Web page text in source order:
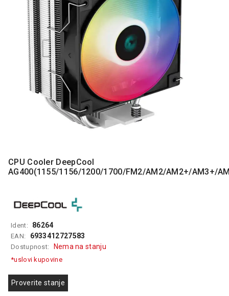
OPREMA
MOBILNI I
TELEFONI
APARATI
KOMPONENTE
GAMING
ZAŠTITA
SOLARNI
MREŽNA
CPU Cooler DeepCool
AG400(1155/1156/1200/1700/FM2/AM2/AM2+/AM3+/
Ident: 86264
EAN: 6933412727583
Dostupnost: Nema na stanju
*uslovi kupovine
Proverite stanje